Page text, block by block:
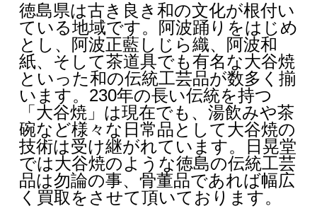
徳島県は古き良き和の文化が根付い
ている地域です。阿波踊りをはじめ
とし、阿波正藍しじら織、阿波和
紙、そして茶道具でも有名な大谷焼
といった和の伝統工芸品が数多く揃
います。230年の長い伝統を持つ
「大谷焼」は現在でも、湯飲みや茶
碗など様々な日常品として大谷焼の
技術は受け継がれています。日晃堂
では大谷焼のような徳島の伝統工芸
品は勿論の事、骨董品であれば幅広
く買取をさせて頂いております。